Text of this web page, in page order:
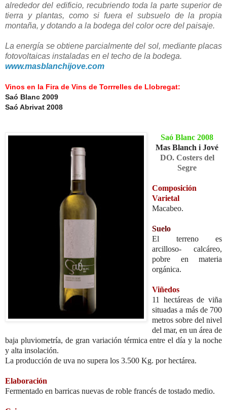
alrededor del edificio, recubriendo toda la parte superior de
tierra y plantas, como si fuera el subsuelo de la propia
montaña, y dotando a la bodega del color ocre del paisaje.
La energía se obtiene parcialmente del sol, mediante placas
fotovoltaicas instaladas en el techo de la bodega.
www.masblanchijove.com
Vinos en la Fira de Vins de Torrrelles de Llobregat:
Saó Blanc 2009
Saó Abrivat 2008
Saó Blanc 2008
Mas Blanch i Jové
DO. Costers del
Segre
Composición
Varietal
Macabeo.
Suelo
El terreno es
arcilloso- calcáreo,
pobre en materia
orgánica.
Viñedos
11 hectáreas de viña
situadas a más de 700
metros sobre del nivel
del mar, en un área de
baja pluviometría, de gran variación térmica entre el día y la noche
y alta insolación.
La producción de uva no supera los 3.500 Kg. por hectárea.
Elaboración
Fermentado en barricas nuevas de roble francés de tostado medio.